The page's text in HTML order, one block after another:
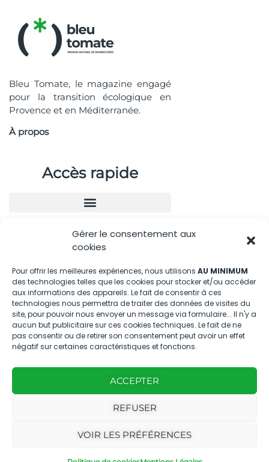
Gérer le consentement aux
cookies
Pour offrir les meilleures expériences, nous utilisons AU MINIMUM
des technologies telles que les cookies pour stocker et/ou accéder
aux informations des appareils. Le fait de consentir à ces
technologies nous permettra de traiter des données de visites du
site, pour pouvoir nous envoyer un message via formulaire... Il n'y a
aucun but publicitaire sur ces cookies techniques. Le fait de ne
pas consentir ou de retirer son consentement peut avoir un effet
négatif sur certaines caractéristiques et fonctions.
ACCEPTER
REFUSER
VOIR LES PRÉFÉRENCES
Bleu Tomate, le magazine engagé
pour la transition écologique en
Provence et en Méditerranée.
À propos
Accès rapide
Nous contacter
04.88.08.75.28
contactBT@bleu-tomate.fr
Kit média
Kit média Bleu Tomate
Nous suivre